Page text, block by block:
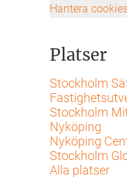
Hantera
Platser
Stockholm
Stockholm
Nyköping
Nyköping
Stockholm
Alla platser